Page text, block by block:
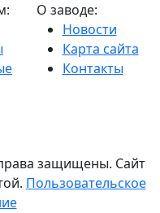
О заводе:
Новости
Карта сайта
Контакты
защищены. Сайт
Пользовательское